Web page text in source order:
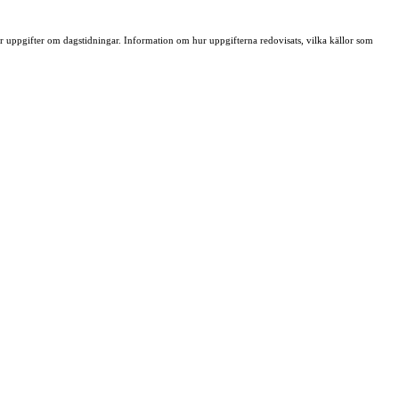
uppgifter om dagstidningar. Information om hur uppgifterna redovisats, vilka källor som